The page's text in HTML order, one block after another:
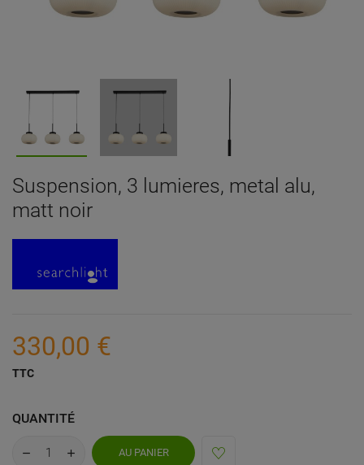
Suspension, 3 lumieres, metal alu,
matt noir
330,00 €
TTC
QUANTITÉ
AU PANIER